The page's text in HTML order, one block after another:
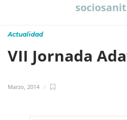
Actualidad
VII Jornada
Marzo, 2014